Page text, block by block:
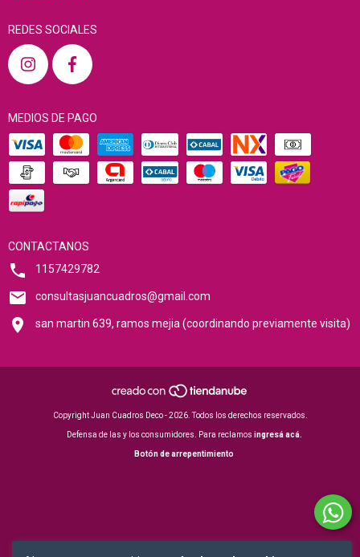
REDES SOCIALES
MEDIOS DE PAGO
CONTACTANOS
1157429782
consultasjuancuadros@gmail.com
san martin 639, ramos mejia (coordinando previamente visita)
Copyright Juan Cuadros Deco - 2026. Todos los derechos reservados.
Defensa de las y los consumidores. Para reclamos ingresá acá.
Botón de arrepentimiento